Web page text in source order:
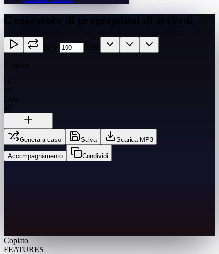
Generatore di progressioni di accordi
C major
C
2G
3 Am
4F
Genera a caso Salva Scarica MP3
Accompagnamento Condividi
Copiato
FEATURES